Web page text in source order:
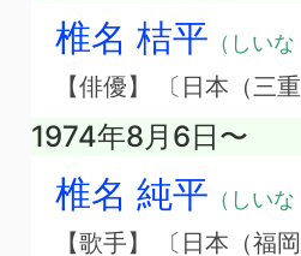
椎名 桔平 （しい
【俳優】 〔日本（三重
1974年8月6日〜
椎名 純平 （しい
【歌手】 〔日本（福岡